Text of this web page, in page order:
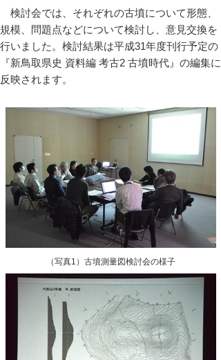
検討会では、それぞれの古墳について形態、
規模、問題点などについて検討し、意見交換を
行いました。検討結果は平成31年度刊行予定の
『新鳥取県史 資料編 考古2 古墳時代』の編集に
反映されます。
（写真1）古墳測量図検討会の様子